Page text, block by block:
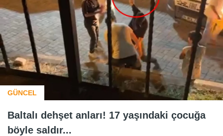
GÜNCEL
Baltalı dehşet anları! 17 yaşındaki çocuğa
böyle saldır...